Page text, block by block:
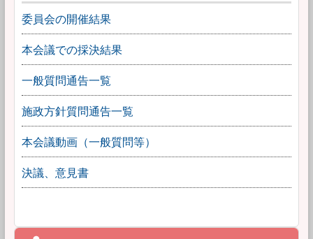
委員会の開催結果
本会議での採決結果
一般質問通告一覧
施政方針質問通告一覧
本会議動画（一般質問等）
決議、意見書